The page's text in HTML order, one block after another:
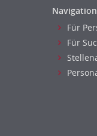
Navigation
Für
Für